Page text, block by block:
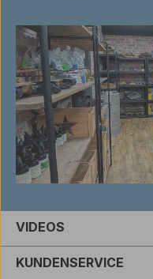
VIDEOS
KUNDENSERVICE